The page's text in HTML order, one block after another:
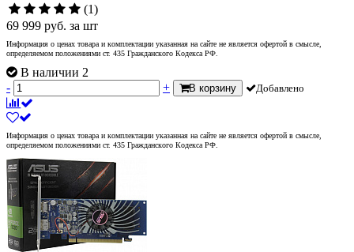
(1)
69 999 руб. за шт
Информация о ценах товара и комплектации указанная на сайте не является офертой в смысле,
определяемом положениями ст. 435 Гражданского Кодекса РФ.
В наличии 2
-
+ В корзину Добавлено
Информация о ценах товара и комплектации указанная на сайте не является офертой в смысле,
определяемом положениями ст. 435 Гражданского Кодекса РФ.